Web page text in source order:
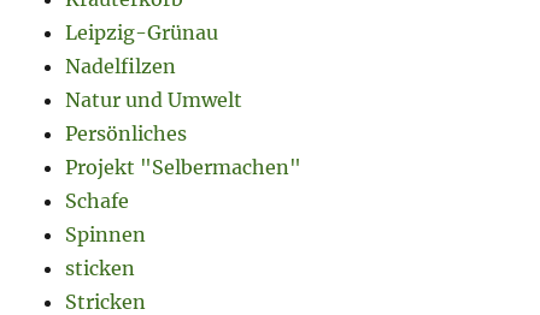
Leipzig-Grünau
Nadelfilzen
Natur und Umwelt
Persönliches
Projekt "Selbermachen"
Schafe
Spinnen
sticken
Stricken